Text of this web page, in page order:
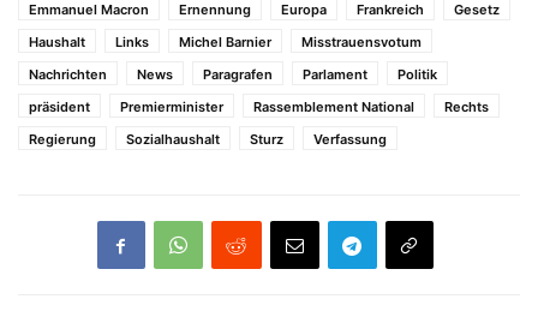
Emmanuel Macron
Ernennung Europa Frankreich
Gesetz
Haushalt
Links Michel Barnier
Misstrauensvotum
Nachrichten
News Paragrafen Parlament
Politik
präsident
Premierminister Rassemblement National
Rechts
Regierung
Sozialhaushalt Sturz Verfassung